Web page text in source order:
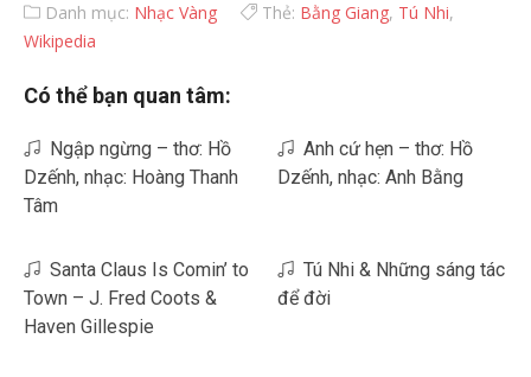
Danh mục: Nhạc Vàng Thẻ: Bằng Giang, Tú Nhi,
Wikipedia
Có thể bạn quan tâm:
Ngập ngừng – thơ: Hồ
Dzếnh, nhạc: Hoàng Thanh
Tâm
Anh cứ hẹn – thơ: Hồ
Dzếnh, nhạc: Anh Bằng
Santa Claus Is Comin’ to
Town – J. Fred Coots &
Haven Gillespie
Tú Nhi & Những sáng tác
để đời